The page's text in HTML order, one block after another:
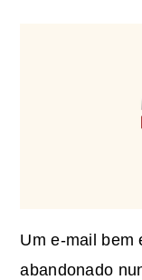
Um e-mail bem
abandonado